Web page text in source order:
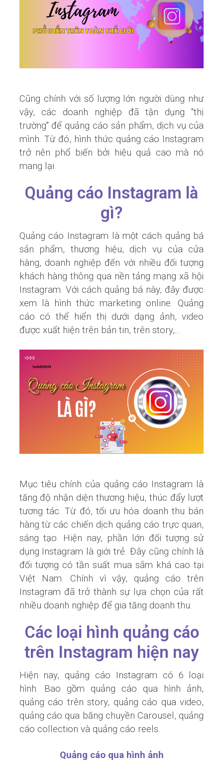
Cũng chính với số lượng lớn người dùng như
vậy, các doanh nghiệp đã tận dụng "thị
trường" để quảng cáo sản phẩm, dịch vụ của
mình. Từ đó, hình thức quảng cáo Instagram
trở nên phổ biến bởi hiệu quả cao mà nó
mang lại.
Quảng cáo Instagram là
gì?
Quảng cáo Instagram là một cách quảng bá
sản phẩm, thương hiệu, dịch vụ của cửa
hàng, doanh nghiệp đến với nhiều đối tượng
khách hàng thông qua nền tảng mạng xã hội
Instagram. Với cách quảng bá này, đây được
xem là hình thức marketing online. Quảng
cáo có thể hiển thị dưới dạng ảnh, video
được xuất hiện trên bản tin, trên story,...
Mục tiêu chính của quảng cáo Instagram là
tăng độ nhận diện thương hiệu, thúc đẩy lượt
tương tác. Từ đó, tối ưu hóa doanh thu bán
hàng từ các chiến dịch quảng cáo trực quan,
sáng tạo. Hiện nay, phần lớn đối tượng sử
dụng Instagram là giới trẻ. Đây cũng chính là
đối tượng có tần suất mua sắm khá cao tại
Việt Nam. Chính vì vậy, quảng cáo trên
Instagram đã trở thành sự lựa chọn của rất
nhiều doanh nghiệp để gia tăng doanh thu.
Các loại hình quảng cáo
trên Instagram hiện nay
Hiện nay, quảng cáo Instagram có 6 loại
hình. Bao gồm quảng cáo qua hình ảnh,
quảng cáo trên story, quảng cáo qua video,
quảng cáo qua băng chuyền Carousel, quảng
cáo collection và quảng cáo reels.
Quảng cáo qua hình ảnh